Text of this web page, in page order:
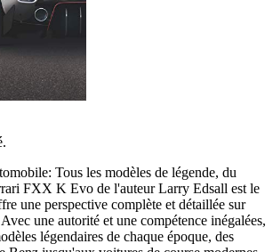
Tous les modèles de légende, du
FXX K Evo de l'auteur Larry Edsall est le
une perspective complète et détaillée sur
une autorité et une compétence inégalées,
légendaires de chaque époque, des